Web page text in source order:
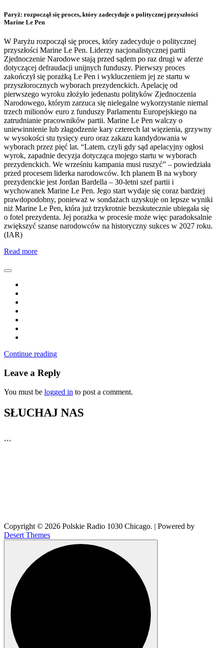
Paryż: rozpoczął się proces, który zadecyduje o politycznej przyszłości
Marine Le Pen
W Paryżu rozpoczął się proces, który zadecyduje o politycznej
przyszłości Marine Le Pen. Liderzy nacjonalistycznej partii
Zjednoczenie Narodowe stają przed sądem po raz drugi w aferze
dotyczącej defraudacji unijnych funduszy. Pierwszy proces
zakończył się porażką Le Pen i wykluczeniem jej ze startu w
przyszłorocznych wyborach prezydenckich. Apelację od
pierwszego wyroku złożyło jedenastu polityków Zjednoczenia
Narodowego, którym zarzuca się nielegalne wykorzystanie niemal
trzech milionów euro z funduszy Parlamentu Europejskiego na
zatrudnianie pracowników partii. Marine Le Pen walczy o
uniewinnienie lub złagodzenie kary czterech lat więzienia, grzywny
w wysokości stu tysięcy euro oraz zakazu kandydowania w
wyborach przez pięć lat. “Latem, czyli gdy sąd apelacyjny ogłosi
wyrok, zapadnie decyzja dotycząca mojego startu w wyborach
prezydenckich. We wrześniu kampania musi ruszyć” – powiedziała
przed procesem liderka narodowców. Ich planem B na wybory
prezydenckie jest Jordan Bardella – 30-letni szef partii i
wychowanek Marine Le Pen. Jego start wydaje się coraz bardziej
prawdopodobny, ponieważ w sondażach uzyskuje on lepsze wyniki
niż Marine Le Pen, która już trzykrotnie bezskutecznie ubiegała się
o fotel prezydenta. Jej porażka w procesie może więc paradoksalnie
zwiększyć szanse narodowców na historyczny sukces w 2027 roku.
(IAR)
Read more
Continue reading
Leave a Reply
You must be logged in to post a comment.
SŁUCHAJ NAS
```
Copyright © 2026 Polskie Radio 1030 Chicago. | Powered by
Desert Themes